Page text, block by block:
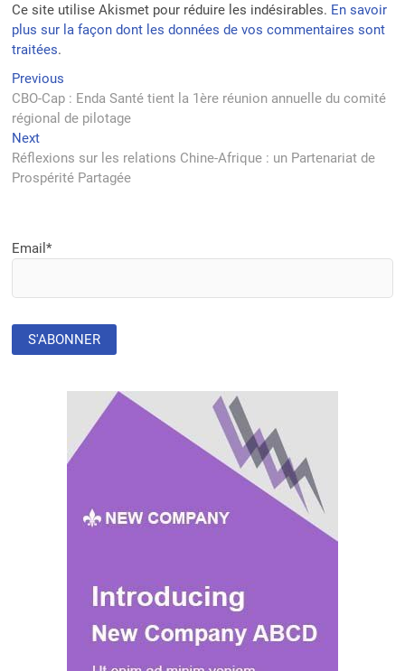
Ce site utilise Akismet pour réduire les indésirables. En savoir
plus sur la façon dont les données de vos commentaires sont
traitées.
Navigation
de
l’article
Previous
post:
CBO-Cap : Enda Santé tient la 1ère réunion annuelle du comité
régional de pilotage
NextNext
post:
Réflexions sur les relations Chine-Afrique : un Partenariat de
Prospérité Partagée
Email*